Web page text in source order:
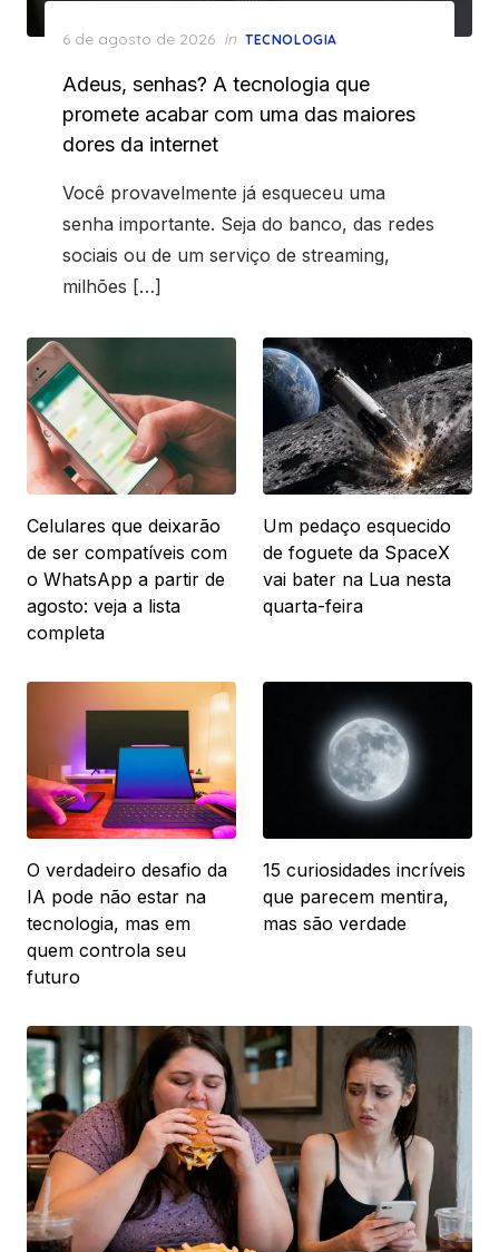
Posted
6 de agosto de 2026 in TECNOLOGIA
Adeus, senhas? A tecnologia que
promete acabar com uma das maiores
dores da internet
Você provavelmente já esqueceu uma
senha importante. Seja do banco, das redes
sociais ou de um serviço de streaming,
milhões […]
Celulares que deixarão
de ser compatíveis com
o WhatsApp a partir de
agosto: veja a lista
completa
Um pedaço esquecido
de foguete da SpaceX
vai bater na Lua nesta
quarta-feira
O verdadeiro desafio da
IA pode não estar na
tecnologia, mas em
quem controla seu
futuro
15 curiosidades incríveis
que parecem mentira,
mas são verdade